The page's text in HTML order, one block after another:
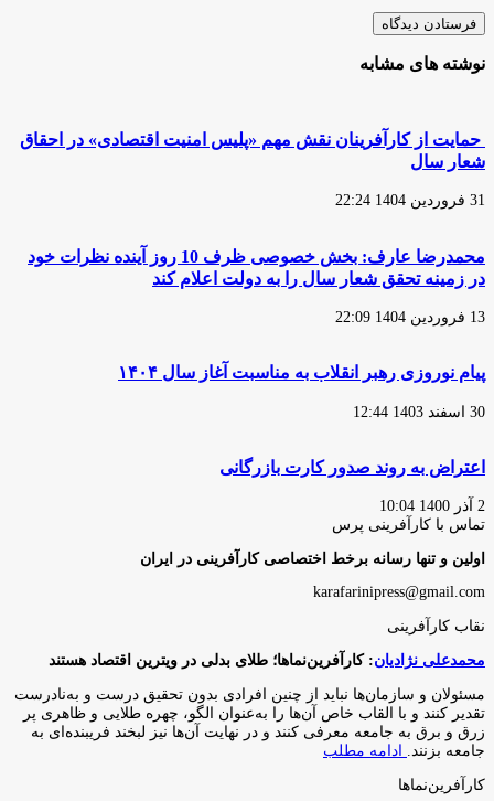
نوشته های مشابه
حمایت از کارآفرینان نقش مهم «پلیس امنیت اقتصادی» در احقاق
شعار سال
31 فروردین 1404 22:24
محمدرضا عارف: بخش خصوصی ظرف 10 روز آینده نظرات خود
در زمینه تحقق شعار سال را به دولت اعلام کند
13 فروردین 1404 22:09
پیام نوروزی رهبر انقلاب به مناسبت آغاز سال ۱۴۰۴
30 اسفند 1403 12:44
اعتراض به روند صدور کارت بازرگانی
2 آذر 1400 10:04
تماس با کارآفرینی پرس
اولین و تنها رسانه برخط اختصاصی کارآفرینی در ایران
karafarinipress@gmail.com
نقاب کارآفرینی
محمدعلی نژادیان: کارآفرین‌نماها؛ طلای بدلی در ویترین اقتصاد هستند
مسئولان و سازمان‌ها نباید از چنین افرادی بدون تحقیق درست و به‌نادرست
تقدیر کنند و با القاب خاص آ‌ن‌ها را به‌عنوان الگو، چهره طلایی و ظاهری پر
زرق و برق به جامعه معرفی کنند و در نهایت آن‌ها نیز لبخند فریبنده‌ای به
جامعه بزنند. ادامه مطلب
کارآفرین‌نماها